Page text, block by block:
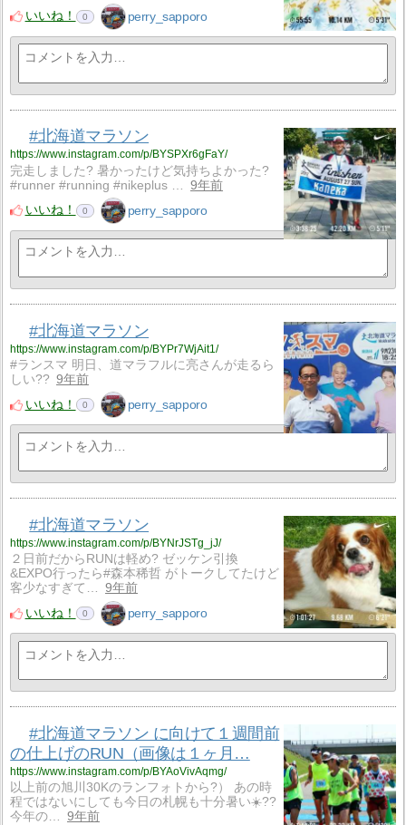
いいね！ 0 perry_sapporo
#北海道マラソン
https://www.instagram.com/p/BYSPXr6gFaY/
完走しました? 暑かったけど気持ちよかった?
#runner #running #nikeplus …
9年前
いいね！
0 perry_sapporo
#北海道マラソン
https://www.instagram.com/p/BYPr7WjAit1/
#ランスマ 明日、道マラフルに亮さんが走るら
しい?? 9年前
いいね！
0 perry_sapporo
#北海道マラソン
https://www.instagram.com/p/BYNrJSTg_jJ/
２日前だからRUNは軽め? ゼッケン引換
&EXPO行ったら#森本稀哲 がトークしてたけど
客少なすぎて…
9年前
いいね！
0 perry_sapporo
#北海道マラソン に向けて１週間前
の仕上げのRUN（画像は１ヶ月…
https://www.instagram.com/p/BYAoVivAqmg/
以上前の旭川30Kのランフォトから?） あの時
程ではないにしても今日の札幌も十分暑い☀️??
今年の…
9年前